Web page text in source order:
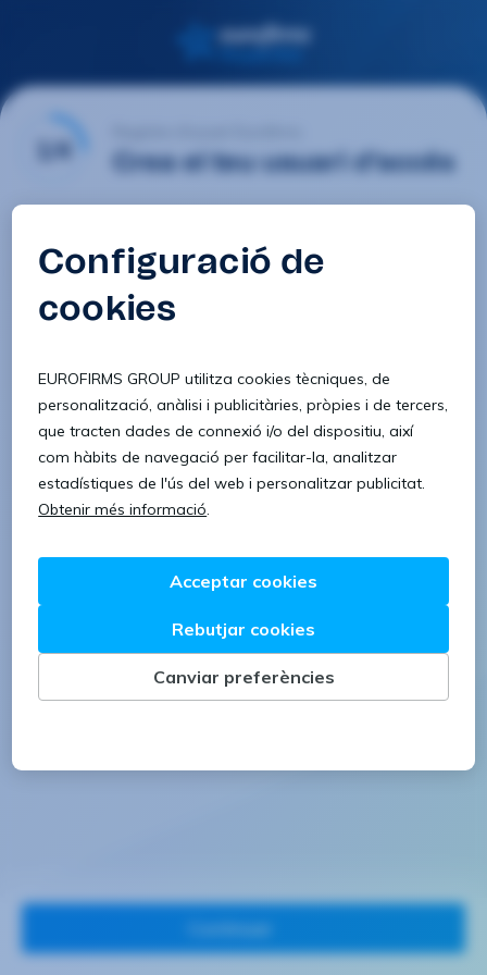
1/4 Crea el teu usuari d'accés
Contrasenya
Confirmar contrasenya
8 caràcters 1 lletra minúscula
1 lletra majúscula 1 número